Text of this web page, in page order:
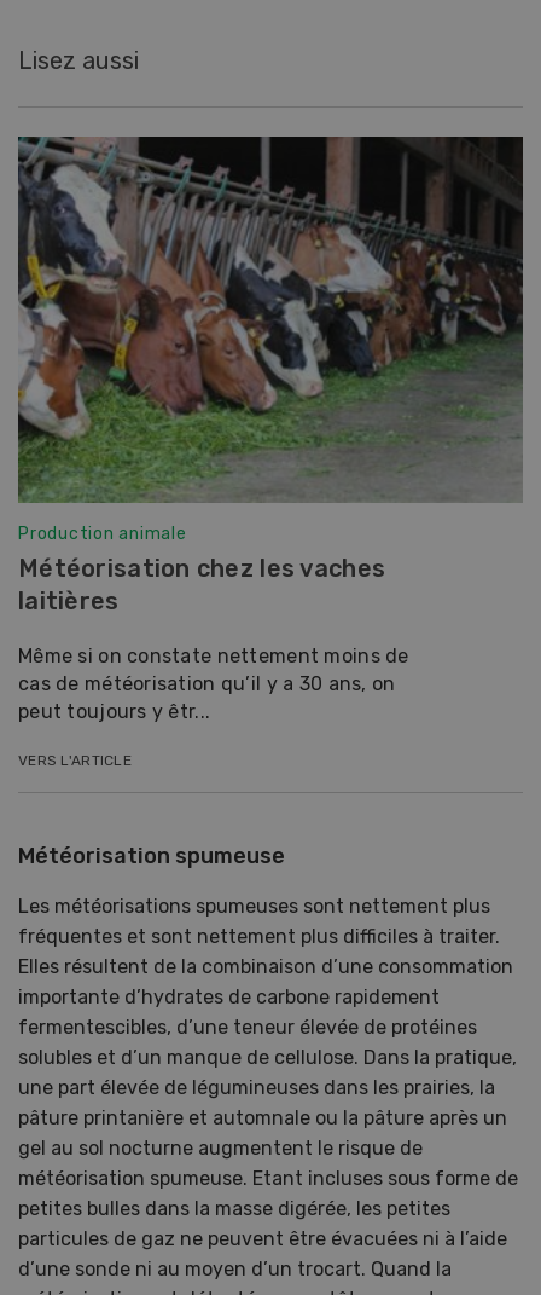
Lisez aussi
Production animale
Météorisation chez les vaches
laitières
Même si on constate nettement moins de
cas de météorisation qu’il y a 30 ans, on
peut toujours y êtr...
VERS L'ARTICLE
Météorisation spumeuse
Les météorisations spumeuses sont nettement plus
fréquentes et sont nettement plus difficiles à traiter.
Elles résultent de la combinaison d’une consommation
importante d’hydrates de carbone rapidement
fermentescibles, d’une teneur élevée de protéines
solubles et d’un manque de cellulose. Dans la pratique,
une part élevée de légumineuses dans les prairies, la
pâture printanière et automnale ou la pâture après un
gel au sol nocturne augmentent le risque de
météorisation spumeuse. Etant incluses sous forme de
petites bulles dans la masse digérée, les petites
particules de gaz ne peuvent être évacuées ni à l’aide
d’une sonde ni au moyen d’un trocart. Quand la